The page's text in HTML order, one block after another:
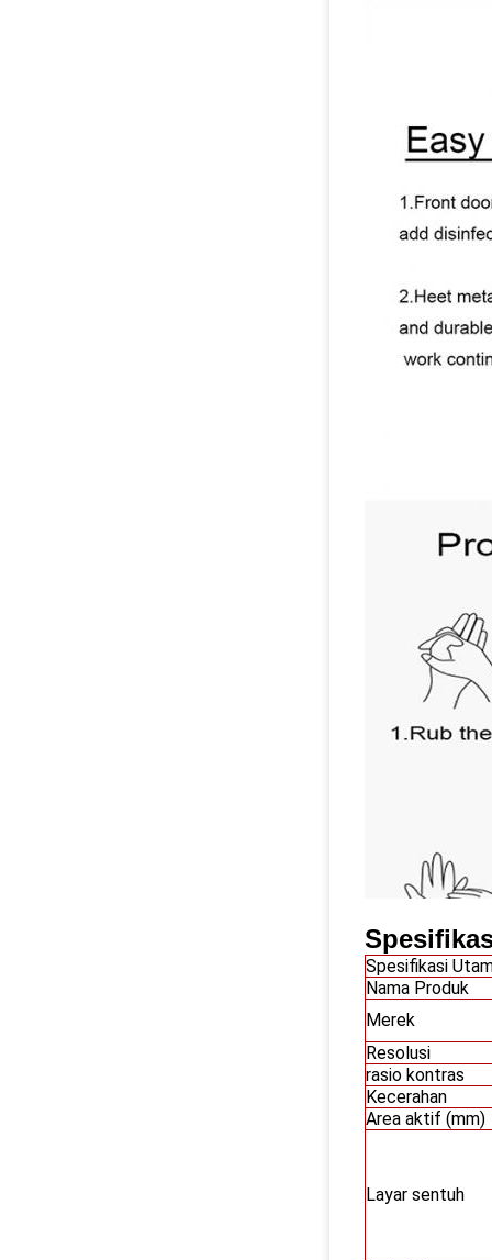
Spesifikasi
Nama Produk
Merek
Resolusi
rasio kontras
Kecerahan
Area aktif (mm)
Layar sentuh